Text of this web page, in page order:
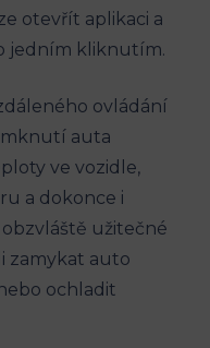
otevřít aplikaci a
jedním kliknutím.
ovládání
auta
ve vozidle,
a dokonce i
užitečné
zamykat auto
ochladit